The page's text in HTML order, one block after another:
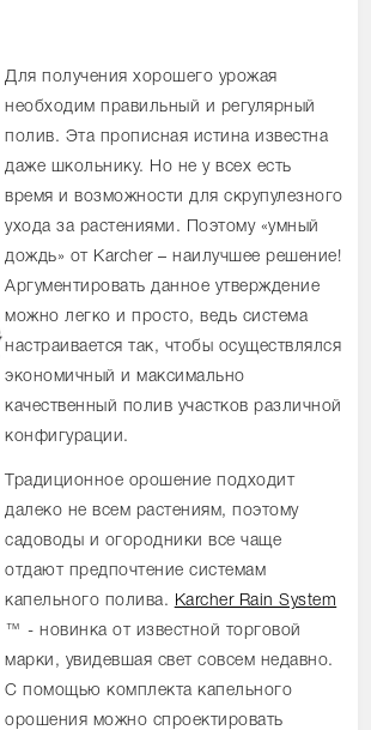
Для получения хорошего урожая
необходим правильный и регулярный
полив. Эта прописная истина известна
даже школьнику. Но не у всех есть
время и возможности для скрупулезного
ухода за растениями. Поэтому «умный
дождь» от Karcher – наилучшее решение!
Аргументировать данное утверждение
можно легко и просто, ведь система
настраивается так, чтобы осуществлялся
экономичный и максимально
качественный полив участков различной
конфигурации.
Традиционное орошение подходит
далеко не всем растениям, поэтому
садоводы и огородники все чаще
отдают предпочтение системам
капельного полива.
Karcher Rain System
™ - новинка от известной торговой
марки, увидевшая свет совсем недавно.
С помощью комплекта капельного
орошения можно спроектировать